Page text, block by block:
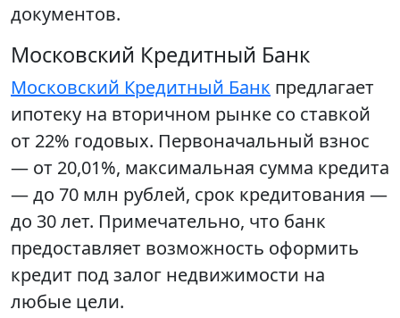
документов.
Московский Кредитный Банк
Московский Кредитный Банк предлагает
ипотеку на вторичном рынке со ставкой
от 22% годовых. Первоначальный взнос
— от 20,01%, максимальная сумма кредита
— до 70 млн рублей, срок кредитования —
до 30 лет. Примечательно, что банк
предоставляет возможность оформить
кредит под залог недвижимости на
любые цели.